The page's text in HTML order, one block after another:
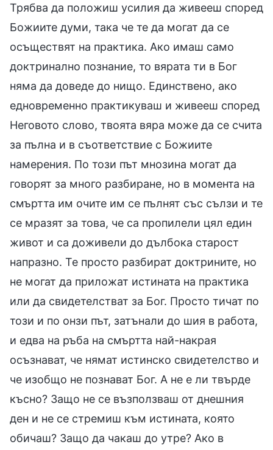
Трябва да положиш усилия да живееш според
Божиите думи, така че те да могат да се
осъществят на практика. Ако имаш само
доктринално познание, то вярата ти в Бог
няма да доведе до нищо. Единствено, ако
едновременно практикуваш и живееш според
Неговото слово, твоята вяра може да се счита
за пълна и в съответствие с Божиите
намерения. По този път мнозина могат да
говорят за много разбиране, но в момента на
смъртта им очите им се пълнят със сълзи и те
се мразят за това, че са пропилели цял един
живот и са доживели до дълбока старост
напразно. Те просто разбират доктрините, но
не могат да приложат истината на практика
или да свидетелстват за Бог. Просто тичат по
този и по онзи път, затънали до шия в работа,
и едва на ръба на смъртта най-накрая
осъзнават, че нямат истинско свидетелство и
че изобщо не познават Бог. А не е ли твърде
късно? Защо не се възползваш от днешния
ден и не се стремиш към истината, която
обичаш? Защо да чакаш до утре? Ако в